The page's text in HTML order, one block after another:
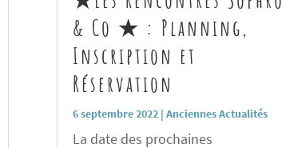
& Co ★ : Planning,
Inscription et
Réservation
6 septembre 2022| Anciennes Actualités
La date des prochaines